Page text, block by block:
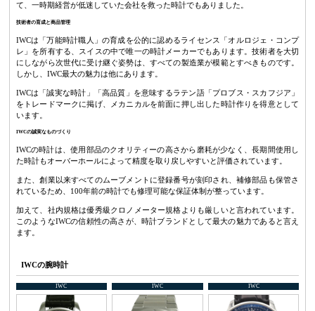
て、一時期経営が低迷していた会社を救った時計でもありました。
技術者の育成と商品管理
IWCは「万能時計職人」の育成を公的に認めるライセンス「オルロジェ・コンプ
レ」を所有する、スイスの中で唯一の時計メーカーでもあります。技術者を大切
にしながら次世代に受け継ぐ姿勢は、すべての製造業が模範とすべきものです。
しかし、IWC最大の魅力は他にあります。
IWCは「誠実な時計」「高品質」を意味するラテン語「プロブス・スカフジア」
をトレードマークに掲げ、メカニカルを前面に押し出した時計作りを得意として
います。
IWCの誠実なものづくり
IWCの時計は、使用部品のクオリティーの高さから磨耗が少なく、長期間使用し
た時計もオーバーホールによって精度を取り戻しやすいと評価されています。
また、創業以来すべてのムーブメントに登録番号が刻印され、補修部品も保管さ
れているため、100年前の時計でも修理可能な保証体制が整っています。
加えて、社内規格は優秀級クロノメーター規格よりも厳しいと言われています。
このようなIWCの信頼性の高さが、時計ブランドとして最大の魅力であると言え
ます。
IWCの腕時計
IWC IWC IWC